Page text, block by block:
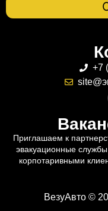
+7
Приглашаем к
эвакуационные
корпотаривными
ВезуАвто ©